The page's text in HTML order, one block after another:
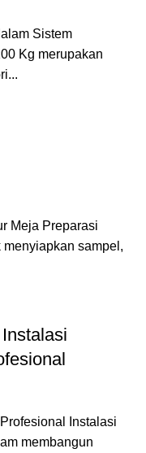
Sistem
Kg merupakan
Meja Preparasi
sampel,
Instalasi
membangun